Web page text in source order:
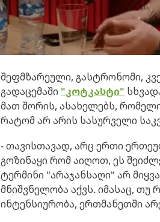
შეფმზარეული, გასტრონომი,
გადაცემაში "კოტკასტი"
მათ შორის, ასახელებს,
რატომ არ არის სასურველი
- თავისთავად, არც ერთი
გოზინაყი რომ აიღოთ, ეს
ტერმინი "არაჯანსაღი" არ
მნიშვნელობა აქვს. იმასაც, თუ
ინტენსიურობა, ერთმანეთში